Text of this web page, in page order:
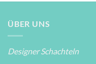
ÜBER UNS
Designer Schachteln